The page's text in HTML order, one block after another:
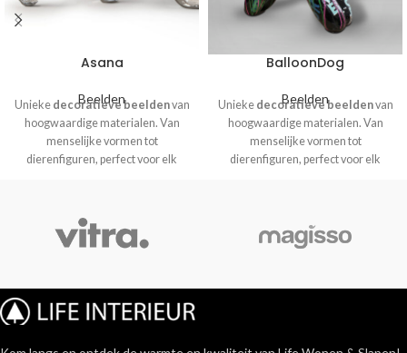
Asana
Beelden
Unieke decoratieve beeldenvan
hoogwaardige materialen. Van
menselijke vormen tot
dierenfiguren, perfect voor elk
BalloonDog
Beelden
Unieke decoratieve beeldenvan
hoogwaardige materialen. Van
menselijke vormen tot
dierenfiguren, perfect voor elk